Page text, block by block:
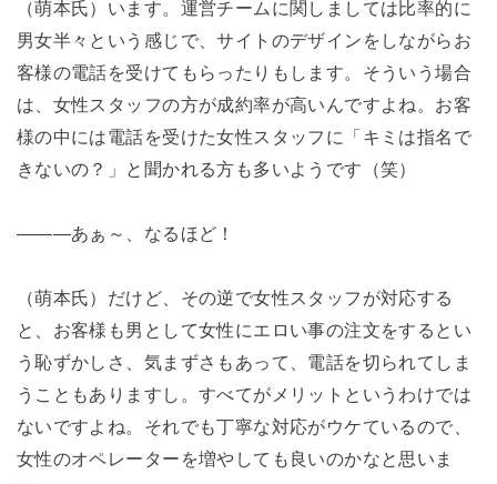
（萌本氏）います。運営チームに関しましては比率的に
男女半々という感じで、サイトのデザインをしながらお
客様の電話を受けてもらったりもします。そういう場合
は、女性スタッフの方が成約率が高いんですよね。お客
様の中には電話を受けた女性スタッフに「キミは指名で
きないの？」と聞かれる方も多いようです（笑）
―――あぁ～、なるほど！
（萌本氏）だけど、その逆で女性スタッフが対応する
と、お客様も男として女性にエロい事の注文をするとい
う恥ずかしさ、気まずさもあって、電話を切られてしま
うこともありますし。すべてがメリットというわけでは
ないですよね。それでも丁寧な対応がウケているので、
女性のオペレーターを増やしても良いのかなと思いま